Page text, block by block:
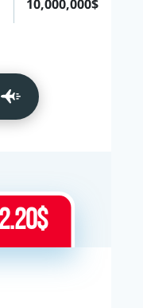
10,000,000$
2.20$